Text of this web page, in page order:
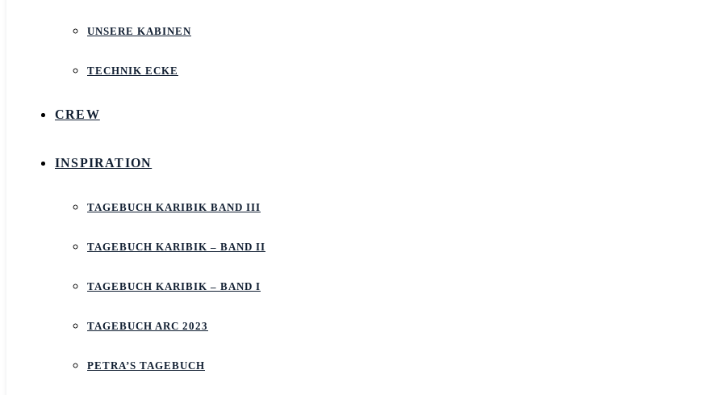
UNSERE KABINEN
TECHNIK ECKE
CREW
INSPIRATION
TAGEBUCH KARIBIK BAND III
TAGEBUCH KARIBIK – BAND II
TAGEBUCH KARIBIK – BAND I
TAGEBUCH ARC 2023
PETRA’S TAGEBUCH